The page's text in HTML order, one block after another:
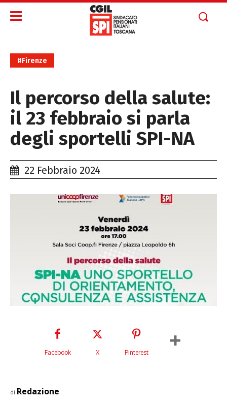
#Firenze
Il percorso della salute:
il 23 febbraio si parla
degli sportelli SPI-NA
22 Febbraio 2024
Facebook X Pinterest
di Redazione